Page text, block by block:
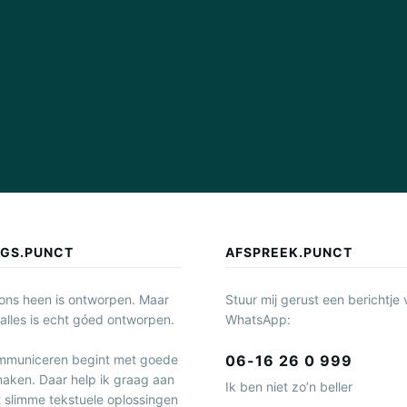
heen is ontworpen. Maar
is echt góed ontworpen.
begint met goede
Daar help ik graag aan
slimme tekstuele oplossingen
AFSPREEK.PUNCT
Stuur mij gerust een berichtje
WhatsApp:
06-16 26 0 999
Ik ben niet zo’n beller